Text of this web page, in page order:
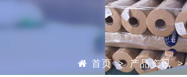
首页 产品资讯